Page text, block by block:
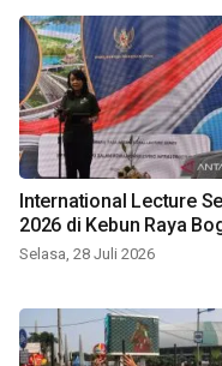
International Lecture
2026 di Kebun Raya
Selasa, 28 Juli 2026